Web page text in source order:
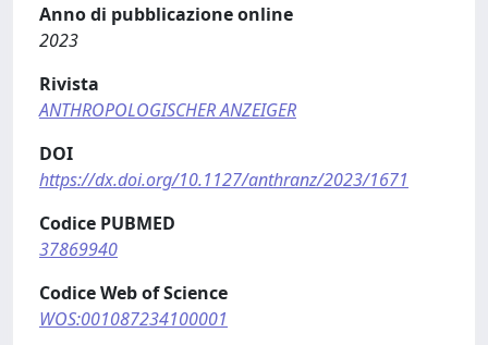
Anno di pubblicazione online
2023
Rivista
ANTHROPOLOGISCHER ANZEIGER
DOI
https://dx.doi.org/10.1127/anthranz/2023/1671
Codice PUBMED
37869940
Codice Web of Science
WOS:001087234100001